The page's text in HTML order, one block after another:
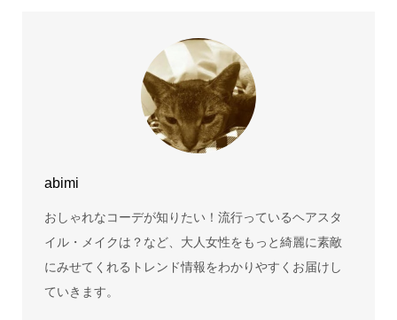
abimi
おしゃれなコーデが知りたい！流行っているヘアスタ
イル・メイクは？など、大人女性をもっと綺麗に素敵
にみせてくれるトレンド情報をわかりやすくお届けし
ていきます。